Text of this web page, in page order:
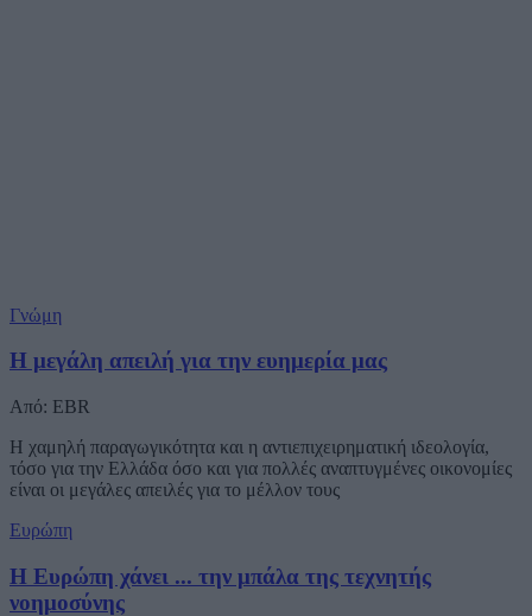
Γνώμη
Η μεγάλη απειλή για την ευημερία μας
Από: EBR
Η χαμηλή παραγωγικότητα και η αντιεπιχειρηματική ιδεολογία,
τόσο για την Ελλάδα όσο και για πολλές αναπτυγμένες οικονομίες
είναι οι μεγάλες απειλές για το μέλλον τους
Ευρώπη
Η Ευρώπη χάνει ... την μπάλα της τεχνητής
νοημοσύνης